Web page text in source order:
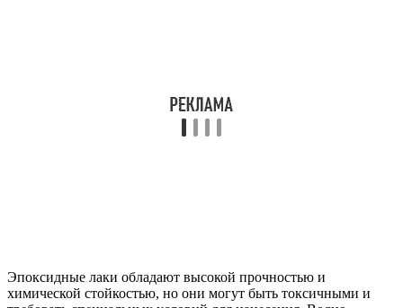
Эпоксидные лаки обладают высокой прочностью и
химической стойкостью, но они могут быть токсичными и